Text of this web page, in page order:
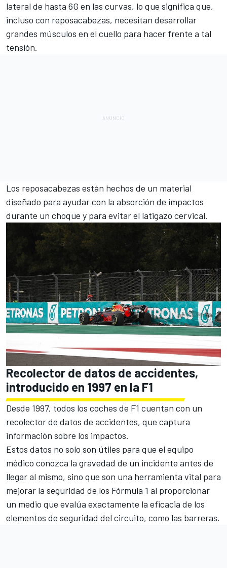
lateral de hasta 6G en las curvas, lo que significa que,
incluso con reposacabezas, necesitan desarrollar
grandes músculos en el cuello para hacer frente a tal
tensión.
Los reposacabezas están hechos de un material
diseñado para ayudar con la absorción de impactos
durante un choque y para evitar el latigazo cervical.
Recolector de datos de accidentes,
introducido en 1997 en la F1
Desde 1997, todos los coches de F1 cuentan con un
recolector de datos de accidentes, que captura
información sobre los impactos.
Estos datos no solo son útiles para que el equipo
médico conozca la gravedad de un incidente antes de
llegar al mismo, sino que son una herramienta vital para
mejorar la seguridad de los Fórmula 1 al proporcionar
un medio que evalúa exactamente la eficacia de los
elementos de seguridad del circuito, como las barreras.